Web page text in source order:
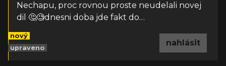
Nechapu, proc rovnou proste neudelali novej
dil 🤔🧐dnesni doba jde fakt do…
nový
upraveno
nahlásit